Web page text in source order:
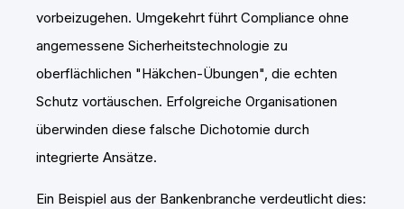
vorbeizugehen. Umgekehrt führt Compliance ohne
angemessene Sicherheitstechnologie zu
oberflächlichen "Häkchen-Übungen", die echten
Schutz vortäuschen. Erfolgreiche Organisationen
überwinden diese falsche Dichotomie durch
integrierte Ansätze.
Ein Beispiel aus der Bankenbranche verdeutlicht dies: